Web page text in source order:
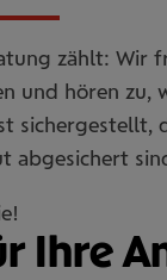
zählt: Wir
und hören zu,
sichergestellt,
abgesichert
Ihre